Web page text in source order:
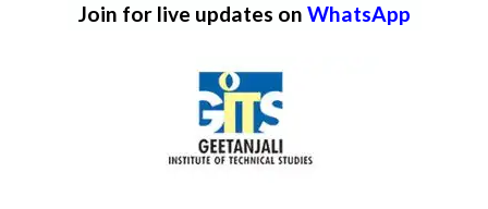
Join for live updates on WhatsApp